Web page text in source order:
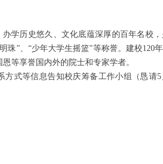
学历史悠久、文化底蕴深厚的百年名校
”、“少年大学生摇篮”等称誉。建校120
等享誉国内外的院士和专家学者。
式等信息告知校庆筹备工作小组（恳请